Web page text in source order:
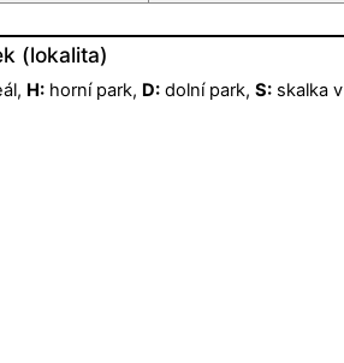
(lokalita)
H:horní park, D:dolní park, S:skalka